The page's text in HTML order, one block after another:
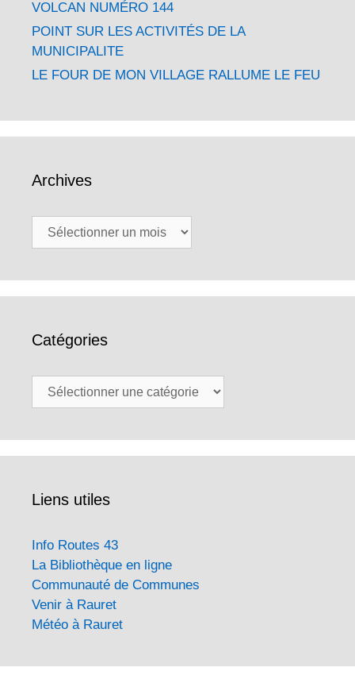
VOLCAN NUMÉRO 144
POINT SUR LES ACTIVITÉS DE LA
MUNICIPALITE
LE FOUR DE MON VILLAGE RALLUME LE FEU
Archives
Archives
Catégories
Catégories
Liens utiles
Info Routes 43
La Bibliothèque en ligne
Communauté de Communes
Venir à Rauret
Météo à Rauret